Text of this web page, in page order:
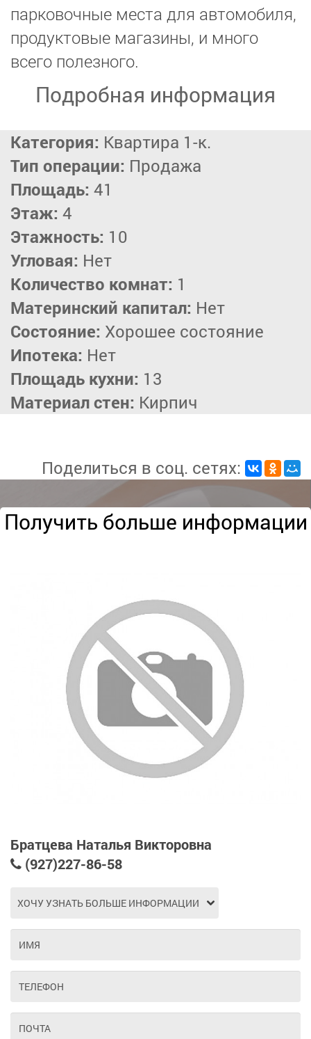
парковочные места для автомобиля,
продуктовые магазины, и много
всего полезного.
Подробная информация
Категория: Квартира 1-к.
Тип операции: Продажа
Площадь: 41
Этаж: 4
Этажность: 10
Угловая: Нет
Количество комнат: 1
Материнский капитал: Нет
Состояние: Хорошее состояние
Ипотека: Нет
Площадь кухни: 13
Материал стен: Кирпич
Поделиться в соц. сетях:
Получить больше информации
Братцева Наталья Викторовна
(927)227-86-58